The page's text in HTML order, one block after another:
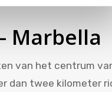
Marbella
van het centrum
dan twee kilometer